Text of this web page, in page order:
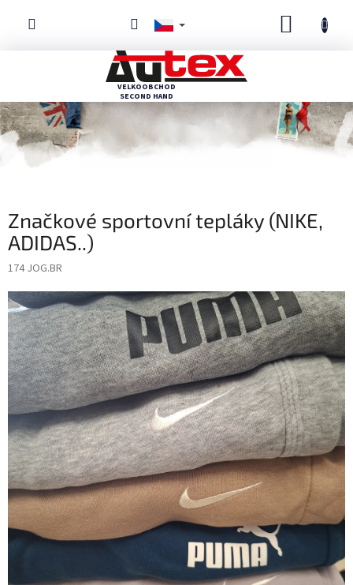
Značkové sportovní tepláky (NIKE,
ADIDAS..)
174 JOG.BR